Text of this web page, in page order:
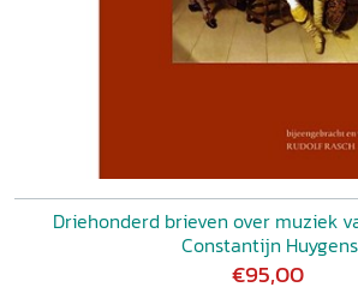
Driehonderd brieven over muziek
Constantijn Huygens
€95,00